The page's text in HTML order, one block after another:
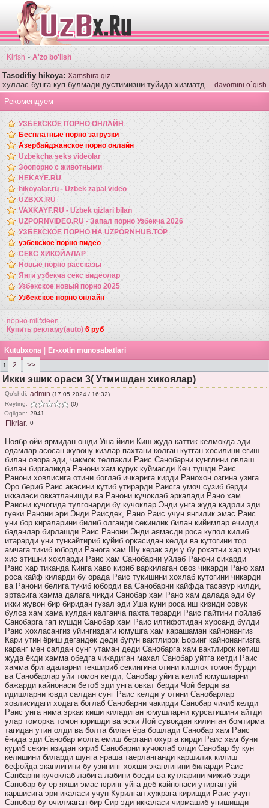
Kirish - A'zo bo'lish
Tasodifiy hikoya: Xamshira qiz
хуллас бунга куп булмади дустимизни туйида хизматд... davomini o`qish
Рекомендуем
УЗБЕКСКОЕ ПОРНО ОНЛАЙН
Бесплатные порно загрузки
Азербайджанское порно онлайн
Uzbekcha seks videolar
Зоопорно с животными
HEKAYE.RU
hikoyalar.ru - Uzbek zapal video
UZBXX.RU
VAXKAYF.RU - Uzbek qizlari bilan
UZPORNVIDEO.RU - Запал порно Узбекча 2026
УЗБЕКСКОЕ ПОРНО НА UZPORNHUB.TOP
узбекское порно видео
СЕКС ХИКОЙАЛАР
Новые порно рассказы
Янги узбекча секс видеолар
Узбекское новый порно 2025
Узбекское порно онлайн
порно milfxteen
Купить рекламу(auto) 6 руб
Kutubxona | Er-xotin munosabatlari
1 2 >>
Икки эшик ораси 3( Утмишдан хикоялар)
Qo'shdi: admin (17.05.2024 / 16:32)
Reyting:
(0)
Oqilgan: 2941
Fikrlar: 0
Ноябр ойи ярмидан ошди Уша йили Киш жуда каттик келмокда эди
одамлар асосан жувону кизлар пахтани колган кутган хосилини егиш
билан овора эди, чакмок телпакли Раис Санобарни кунглини овлаш
билан биргаликда Ранони хам курук куймасди Кеч тушди Раис
Ранони ховлисига отини боглаб ичкарига кирди Ранохон озгина узига
Оро бериб Раис акасини кутиб утирарди Раисга умоч сузиб берди
иккаласи овкатланишди ва Ранони кучоклаб эркалади Рано хам
Раисни кучогида тулгонарди бу кучоклар Энди унга жуда кадрли эди
гуеки Ранони эри Энди Раисдек, Рано Раис учун янгилик эмас Раис
уни бор кираларини билиб олганди секинлик билан кийимлар ечилди
баданлар бирлашди Раис Ранони Энди аямасди роса купол килиб
итарарди уни тункайтириб куйиб оркасидан келди ва кутогини тор
амчага тикиб юборди Ранога хам Шу керак эди у бу рохатни хар куни
хис этишни хохларди Раис хам Санобарни уйлаб Ранони сикарди
Раис хар тиканда Кинга хаво кириб варкилаган овоз чикарди Рано хам
роса кайф киларди бу орада Раис тукишини хохлаб кутогини чикарди
ва Ранони белига тукиб юборди ва Санобарни кайфда тасавур килди,
эртасига хамма далага чикди Санобар хам Рано хам далада эди бу
икки жувон бир биридан гузал эди Уша куни роса иш кизиди совук
булса хам хама кулдан келганча пахта терарди Раис пайтини пойлаб
Санобарга гап кушди Санобар хам Раис илтифотидан хурсанд булди
Раис хохласангиз уйингиздаги юмушга хам карашаман кайнонангиз
Кари утин ёриш дегандек деди бугун вактлирок Боринг кайнонангизга
каранг мен салдан сунг утаман деди Санобарга хам вактлирок кетиш
жуда ёкди хамма обедга чикадиган махал Санобар уйтга кетди Раис
хамма бригадаларни текшириб секингина отини кишлок томон бурди
ва Санобарлар уйи томон кетди, Санобар уйига келиб юмушларни
бажарди кайнонаси бетоб эди унга овкат берди Чой берди ва
идишларни ювди салдан сунг Раис келди у отини Санобарлар
ховлисидаги ходага боглаб Санобарни чакирди Санобар чикиб келди
Раис унга нима эркак киши киладиган юмушларни курсатишини айтди
улар томорка томон юришди ва эски Лой сувокдан килинган бомтирма
тагидан утин олди ва болта билан ёра бошлади Санобар хам Раис
ёнида эди Санобар молга емиш бергани охурга кирди Раис хам буни
куриб секин изидан кириб Санобарни кучоклаб олди Санобар бу кун
келишини биларди шунга яраша таерланганди каршилик килиш
бефойда эканлигини бу узининг хохши эканлигини биларди Раис
Санбарни кучоклаб лабига лабини босди ва кутларини мижиб эзди
Санобар бу ер яхши эмас юринг уйга деб кайнонаси утирган уй
каршисига эри икаласи учун Курилган хужрага киришди Раис учун
Санобар бу очилмаган бир Сир эди иккаласи чирмашиб упишишди